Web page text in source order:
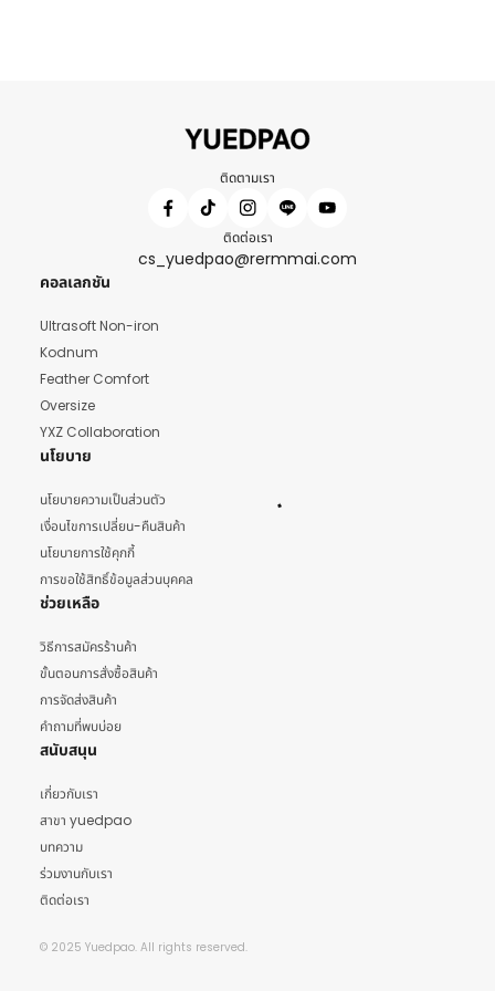
ติดตามเรา
ติดต่อเรา
cs_yuedpao@rermmai.com
คอลเลกชัน
Ultrasoft Non-iron
Kodnum
Feather Comfort
Oversize
YXZ Collaboration
นโยบาย
นโยบายความเป็นส่วนตัว
เงื่อนไขการเปลี่ยน-คืนสินค้า
นโยบายการใช้คุกกี้
การขอใช้สิทธิ์ข้อมูลส่วนบุคคล
ช่วยเหลือ
วิธีการสมัครร้านค้า
ขั้นตอนการสั่งซื้อสินค้า
การจัดส่งสินค้า
คำถามที่พบบ่อย
สนับสนุน
เกี่ยวกับเรา
สาขา yuedpao
บทความ
ร่วมงานกับเรา
ติดต่อเรา
© 2025 Yuedpao. All rights reserved.